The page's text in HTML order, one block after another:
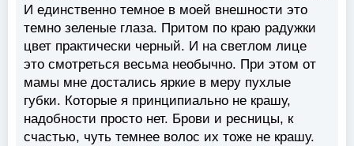
И единственно темное в моей внешности это
темно зеленые глаза. Притом по краю радужки
цвет практически черный. И на светлом лице
это смотреться весьма необычно. При этом от
мамы мне достались яркие в меру пухлые
губки. Которые я принципиально не крашу,
надобности просто нет. Брови и ресницы, к
счастью, чуть темнее волос их тоже не крашу.